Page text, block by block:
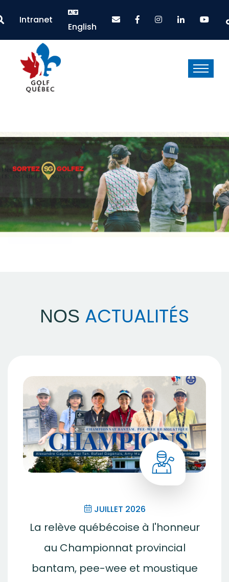
Intranet
English
Voir plus
NOS ACTUALITÉS
JUILLET 2026
La relève québécoise à l'honneur
au Championnat provincial
bantam, pee-wee et moustique